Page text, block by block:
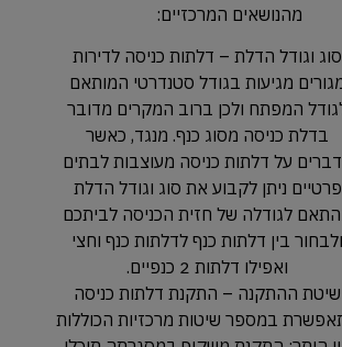
מהנושאים המרכזיים:
סוג וגודל הדלת – דלתות כניסה לדירות
מגיעות בגודל סטנדרטי המותאם
המפתח ולכן ברוב המקרים מדובר
בדלת כניסה מסוג כנף. מנגד, כאשר
על דלתות כניסה מעוצבות לבתים
פרטיים ניתן לקבוע את סוג וגודל הדלת
לגודלה של חזית הכניסה לביתכם
ולבחור בין דלתות כנף לדלתות כנף וחצי
ואפילו דלתות 2 כנפיים.
שיטת ההתקנה – התקנת דלתות כניסה
במספר שיטות מרכזיות הכוללות